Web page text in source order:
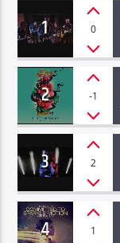
1 0
2 -1
3 2
4 1